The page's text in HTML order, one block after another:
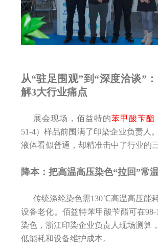
从“驻足围观”到“深度洽谈”
解3大行业痛点
展会现场，佰益特的苯甲酸苄酯
51-4）样品前围满了印染企业负责人
液体看似普通，却精准击中了行业的
降本：把高温高压染色“拉回”常
传统涤纶染色需130℃高温高压能
设备老化。佰益特苯甲酸苄酯可在
染色，浙江印染企业负责人现场测算
低能耗和设备维护成本。